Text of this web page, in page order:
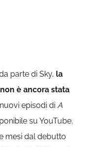
parte di Sky, la
è ancora stata
episodi diA
su YouTube.
mesi dal debutto